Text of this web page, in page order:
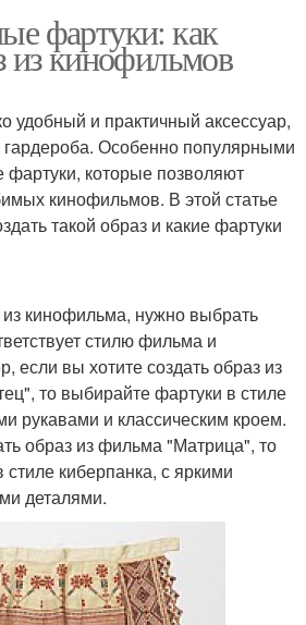
фартуки: как
из кинофильмов
удобный и практичный аксессуар,
гардероба. Особенно популярными
фартуки, которые позволяют
кинофильмов. В этой статье
такой образ и какие фартуки
кинофильма, нужно выбрать
стилю фильма и
если вы хотите создать образ из
то выбирайте фартуки в стиле
рукавами и классическим кроем.
образ из фильма "Матрица", то
киберпанка, с яркими
деталями.